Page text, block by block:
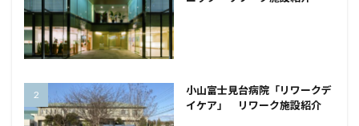
小山富士見台病院「リワークデ
イケア」 リワーク施設紹介